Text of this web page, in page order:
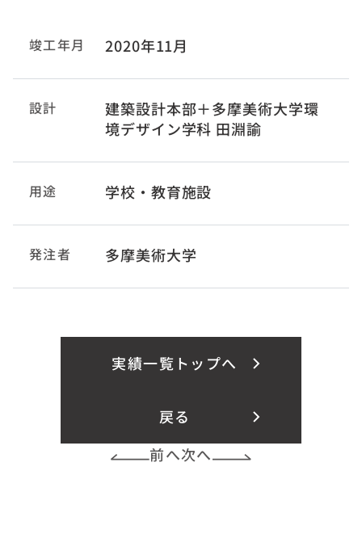
竣工年月 2020年11月
設計
建築設計本部＋多摩美術大学環
境デザイン学科 田淵諭
用途 学校・教育施設
発注者 多摩美術大学
実績一覧トップへ
戻る
前へ次へ